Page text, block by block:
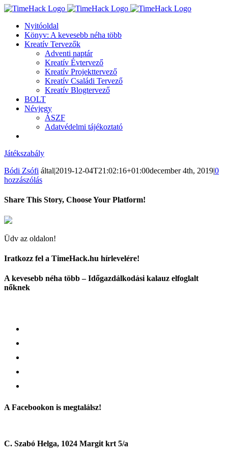
Kihagyás
Nyitóoldal
Könyv: A kevesebb néha több
Kreatív Tervezők
Adventi naptár
Kreatív Évtervező
Kreatív Projekttervező
Kreatív Családi Tervező
Kreatív Blogtervező
BOLT
Névjegy
ÁSZF
Adatvédelmi tájékoztató
Játékszabály
Bódi Zsófi által|2019-12-04T21:02:16+01:00december 4th, 2019|0
hozzászólás
Share This Story, Choose Your Platform!
Facebook
Twitter
LinkedIn
Reddit
WhatsApp
Tumblr
Pinterest
Vk
Email:
Üdv az oldalon!
Iratkozz fel a TimeHack.hu hírlevelére!
A kevesebb néha több – Időgazdálkodási kalauz elfoglalt
nőknek
A Facebookon is megtalálsz!
C. Szabó Helga, 1024 Margit krt 5/a